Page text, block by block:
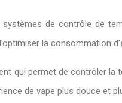
de contrôle de
la consommation
qui permet de contrôler la
de vape plus douce et